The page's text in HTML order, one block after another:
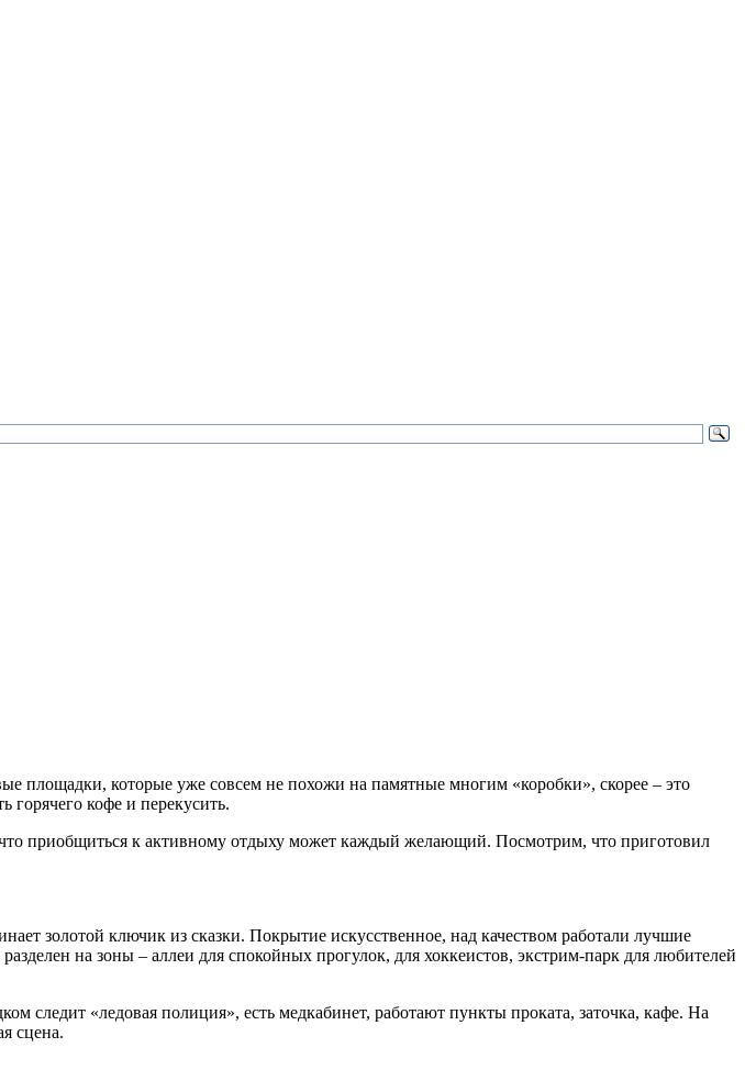
площадки, которые уже совсем не похожи на памятные многим «коробки», скорее – это
кофе и перекусить.
приобщиться к активному отдыху может каждый желающий. Посмотрим, что приготовил
золотой ключик из сказки. Покрытие искусственное, над качеством работали лучшие
на зоны – аллеи для спокойных прогулок, для хоккеистов, экстрим-парк для любителей
следит «ледовая полиция», есть медкабинет, работают пункты проката, заточка, кафе. На
сцена.